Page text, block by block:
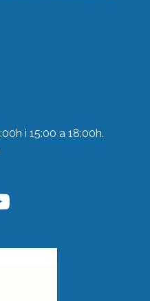
i 15:00 a 18:00h.